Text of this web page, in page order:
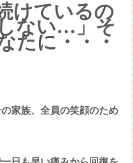
けているの
ない…」そ
たに・・・
家族、全員の笑顔のため